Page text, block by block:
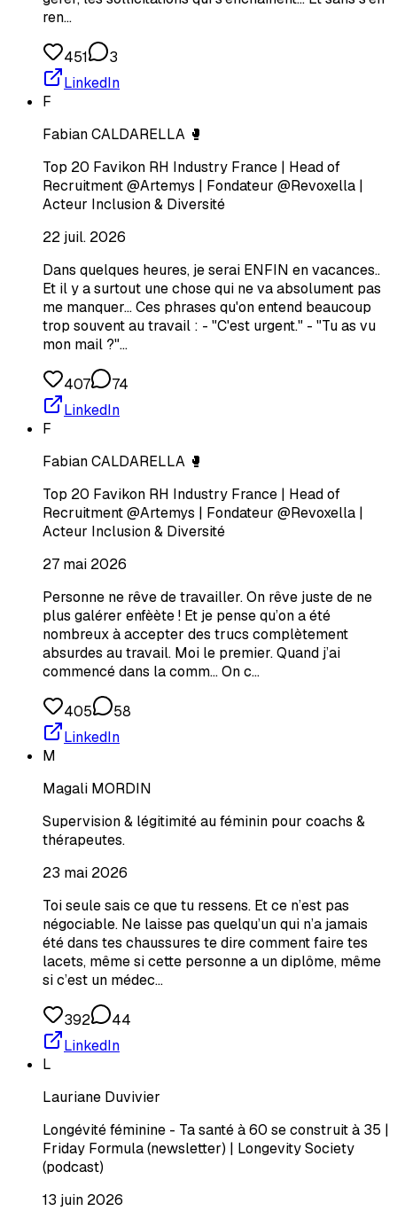
ren…
451
3
LinkedIn
F
Fabian CALDARELLA 🥊
Top 20 Favikon RH Industry France | Head of
Recruitment @Artemys | Fondateur @Revoxella |
Acteur Inclusion & Diversité
22 juil. 2026
Dans quelques heures, je serai ENFIN en vacances..
Et il y a surtout une chose qui ne va absolument pas
me manquer... Ces phrases qu'on entend beaucoup
trop souvent au travail : - "C'est urgent." - "Tu as vu
mon mail ?"…
407
74
LinkedIn
F
Fabian CALDARELLA 🥊
Top 20 Favikon RH Industry France | Head of
Recruitment @Artemys | Fondateur @Revoxella |
Acteur Inclusion & Diversité
27 mai 2026
Personne ne rêve de travailler. On rêve juste de ne
plus galérer enfèète ! Et je pense qu’on a été
nombreux à accepter des trucs complètement
absurdes au travail. Moi le premier. Quand j’ai
commencé dans la comm… On c…
405
58
LinkedIn
M
Magali MORDIN
Supervision & légitimité au féminin pour coachs &
thérapeutes.
23 mai 2026
Toi seule sais ce que tu ressens. Et ce n’est pas
négociable. Ne laisse pas quelqu’un qui n’a jamais
été dans tes chaussures te dire comment faire tes
lacets, même si cette personne a un diplôme, même
si c’est un médec…
392
44
LinkedIn
L
Lauriane Duvivier
Longévité féminine - Ta santé à 60 se construit à 35 |
Friday Formula (newsletter) | Longevity Society
(podcast)
13 juin 2026